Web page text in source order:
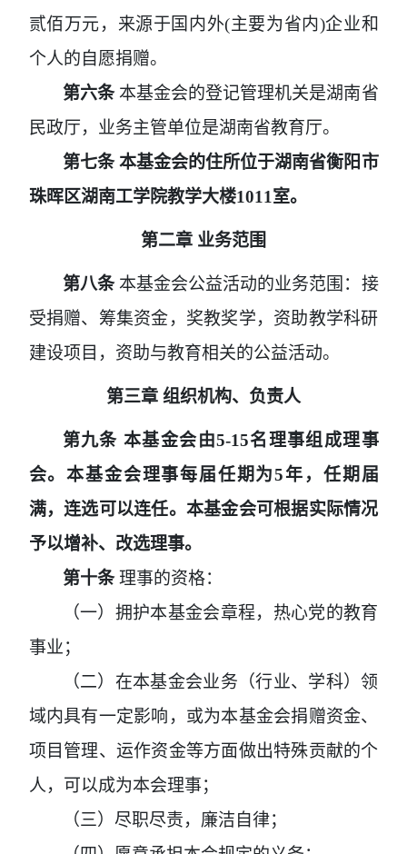
贰佰万元，来源于国内外(主要为省内)企业和
个人的自愿捐赠。
第六条 本基金会的登记管理机关是湖南省
民政厅，业务主管单位是湖南省教育厅。
第七条 本基金会的住所位于湖南省衡阳市
珠晖区湖南工学院教学大楼1011室。
第二章 业务范围
第八条 本基金会公益活动的业务范围：接
受捐赠、筹集资金，奖教奖学，资助教学科研
建设项目，资助与教育相关的公益活动。
第三章 组织机构、负责人
第九条 本基金会由5-15名理事组成理事
会。本基金会理事每届任期为5年，任期届
满，连选可以连任。本基金会可根据实际情况
予以增补、改选理事。
第十条 理事的资格：
（一）拥护本基金会章程，热心党的教育
事业；
（二）在本基金会业务（行业、学科）领
域内具有一定影响，或为本基金会捐赠资金、
项目管理、运作资金等方面做出特殊贡献的个
人，可以成为本会理事；
（三）尽职尽责，廉洁自律；